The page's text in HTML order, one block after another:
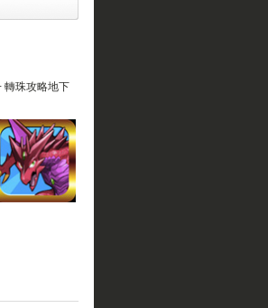
轉珠攻略地下